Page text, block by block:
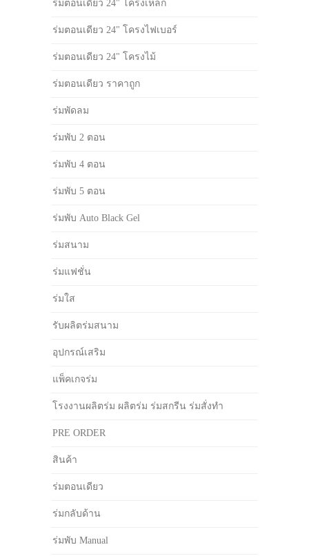
ร่มตอนเดียว 24" โครงเหล็ก
ร่มตอนเดียว 24" โครงไฟเบอร์
ร่มตอนเดียว 24" โครงไม้
ร่มตอนเดียว ราคาถูก
ร่มพัดลม
ร่มพับ 2 ตอน
ร่มพับ 4 ตอน
ร่มพับ 5 ตอน
ร่มพับ Auto Black Gel
ร่มสนาม
ร่มแฟชั่น
ร่มใส
รับผลิตร่มสนาม
อุปกรณ์เสริม
แพ็คเกจร่ม
โรงงานผลิตร่ม ผลิตร่ม ร่มสกรีน ร่มสั่งทำ
PRE ORDER
สินค้า
ร่มตอนเดียว
ร่มกลับด้าน
ร่มพับ Manual